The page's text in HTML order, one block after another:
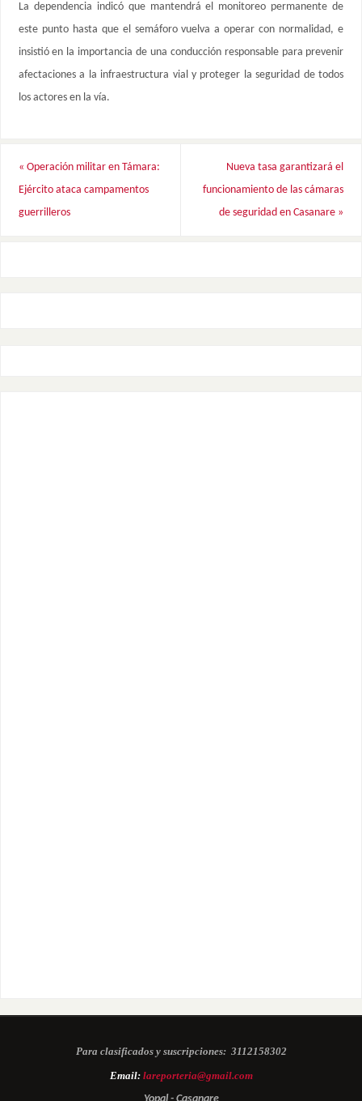
La dependencia indicó que mantendrá el monitoreo permanente de
este punto hasta que el semáforo vuelva a operar con normalidad, e
insistió en la importancia de una conducción responsable para prevenir
afectaciones a la infraestructura vial y proteger la seguridad de todos
los actores en la vía.
« Operación militar en Támara:
Ejército ataca campamentos
guerrilleros
Nueva tasa garantizará el
funcionamiento de las cámaras
de seguridad en Casanare »
Para clasificados y suscripciones: 3112158302
Email: lareporteria@gmail.com